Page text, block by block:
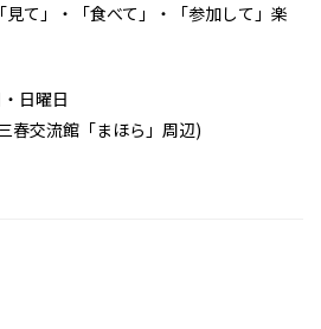
て」・「食べて」・「参加して」楽
日曜日
春交流館「まほら」周辺)